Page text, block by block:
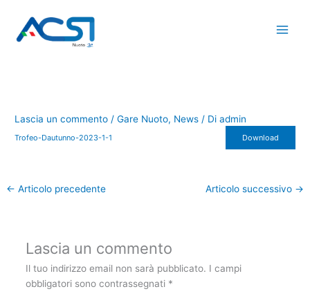
contenuto
Lascia un commento /Gare Nuoto, News / Diadmin
Trofeo-Dautunno-2023-1-1 Download
← Articolo precedente Articolo successivo →
Lascia un commento
Il tuo indirizzo email non sarà pubblicato. I campi
obbligatori sono contrassegnati *